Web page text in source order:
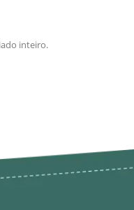
inteiro.